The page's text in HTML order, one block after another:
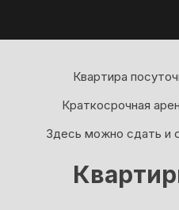
Квартира
Краткосрочная
Здесь можно сдать и